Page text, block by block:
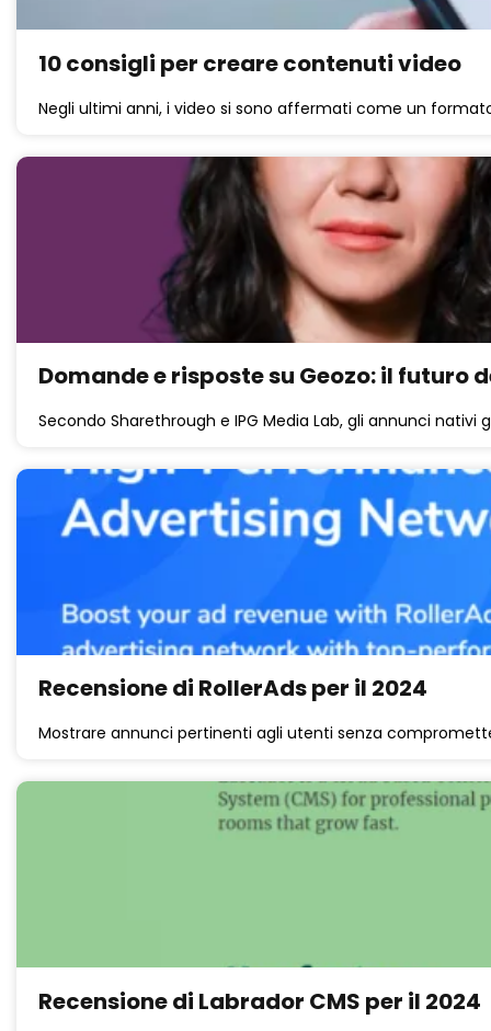
10 consigli per creare contenuti video
Negli ultimi anni, i video si sono affermati come un
Domande e risposte su Geozo: il
Secondo Sharethrough e IPG Media Lab, gli annunci nativi
Recensione di RollerAds per il 2024
Mostrare annunci pertinenti agli utenti senza
Recensione di Labrador CMS per il 2024